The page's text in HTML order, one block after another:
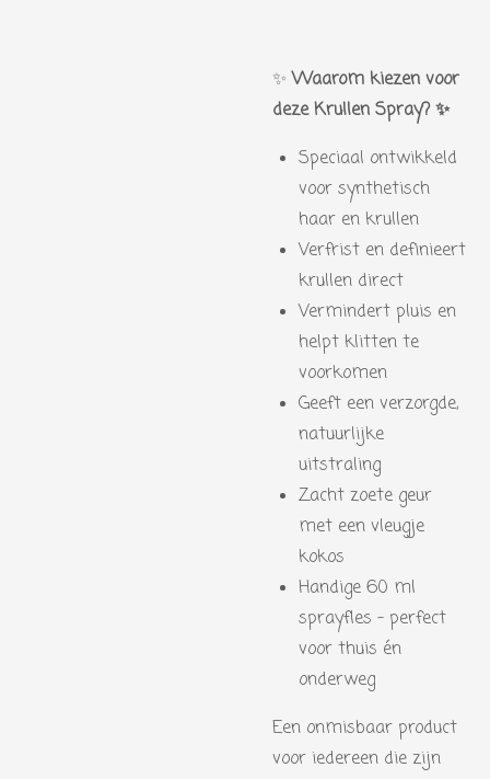
✨️Waarom kiezen voor
deze Krullen Spray? ✨️
Speciaal ontwikkeld
voor synthetisch
haar en krullen
Verfrist en definieert
krullen direct
Vermindert pluis en
helpt klitten te
voorkomen
Geeft een verzorgde,
natuurlijke
uitstraling
Zacht zoete geur
met een vleugje
kokos
Handige 60 ml
sprayfles – perfect
voor thuis én
onderweg
Een onmisbaar product
voor iedereen die zijn